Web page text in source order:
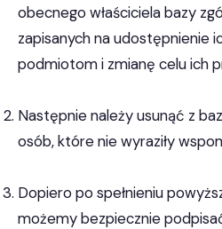
obecnego właściciela bazy
zapisanych na udostępnienie
podmiotom i zmianę celu ich
Następnie należy usunąć z
osób, które nie wyraziły
Dopiero po spełnieniu
możemy bezpiecznie